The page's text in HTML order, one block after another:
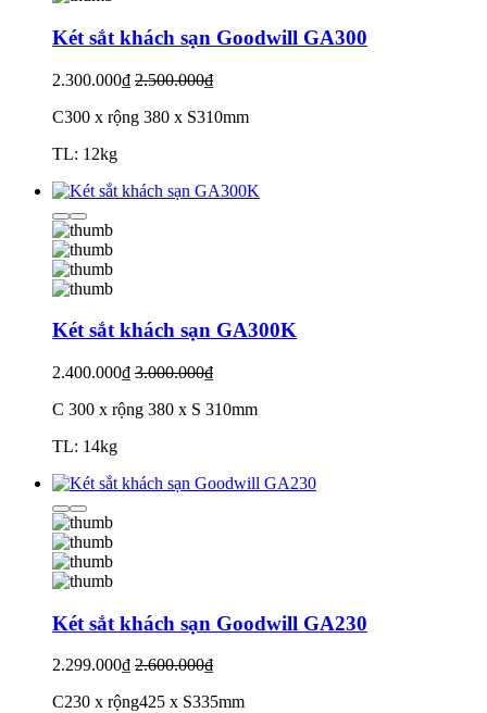
Két sắt khách sạn Goodwill GA300
2.300.000₫ 2.500.000₫
C300 x rộng 380 x S310mm
TL: 12kg
Két sắt khách sạn GA300K
2.400.000₫ 3.000.000₫
C 300 x rộng 380 x S 310mm
TL: 14kg
Két sắt khách sạn Goodwill GA230
2.299.000₫ 2.600.000₫
C230 x rộng425 x S335mm